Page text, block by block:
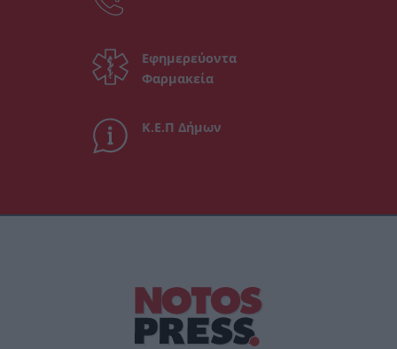
Εφημερεύοντα
Φαρμακεία
Κ.Ε.Π Δήμων